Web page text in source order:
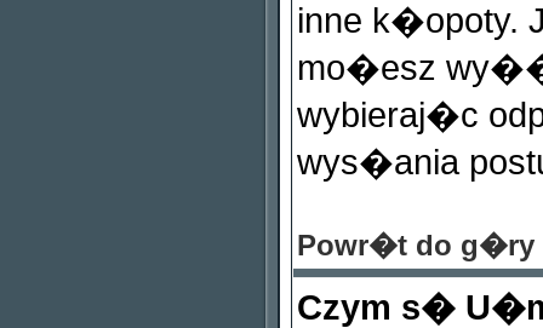
inne k�opoty.
mo�esz
wybieraj�c
wys�ania
Powr�t do g�ry
Czym s�